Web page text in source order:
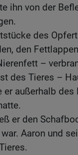
ihn von der
des
den
–
des Tieres –
er außerhalb
er den
Aaron und